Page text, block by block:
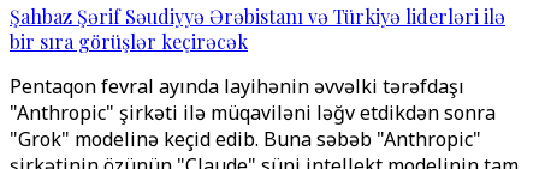
Şahbaz Şərif Səudiyyə Ərəbistanı və Türkiyə liderləri ilə
bir sıra görüşlər keçirəcək
Pentaqon fevral ayında layihənin əvvəlki tərəfdaşı
"Anthropic" şirkəti ilə müqaviləni ləğv etdikdən sonra
"Grok" modelinə keçid edib. Buna səbəb "Anthropic"